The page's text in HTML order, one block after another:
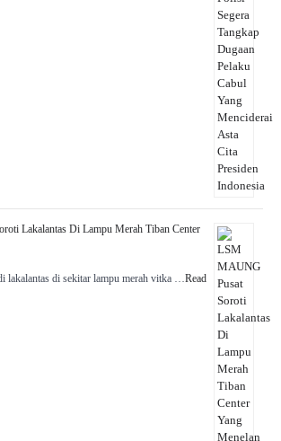
Lakalantas Di Lampu Merah Tiban Center
lakalantas di sekitar lampu merah vitka …Read